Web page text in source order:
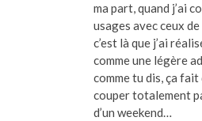
ma part, quand j’ai
usages avec ceux de
c’est là que j’ai
comme une légère
comme tu dis, ça fait
couper totalement
d’un weekend…